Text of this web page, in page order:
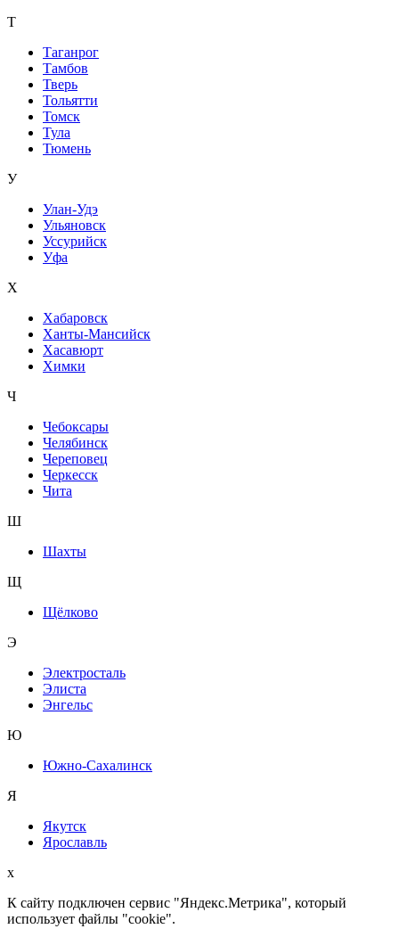
Т
Таганрог
Тамбов
Тверь
Тольятти
Томск
Тула
Тюмень
У
Улан-Удэ
Ульяновск
Уссурийск
Уфа
Х
Хабаровск
Ханты-Мансийск
Хасавюрт
Химки
Ч
Чебоксары
Челябинск
Череповец
Черкесск
Чита
Ш
Шахты
Щ
Щёлково
Э
Электросталь
Элиста
Энгельс
Ю
Южно-Сахалинск
Я
Якутск
Ярославль
x
К сайту подключен сервис "Яндекс.Метрика", который
использует файлы "cookie".